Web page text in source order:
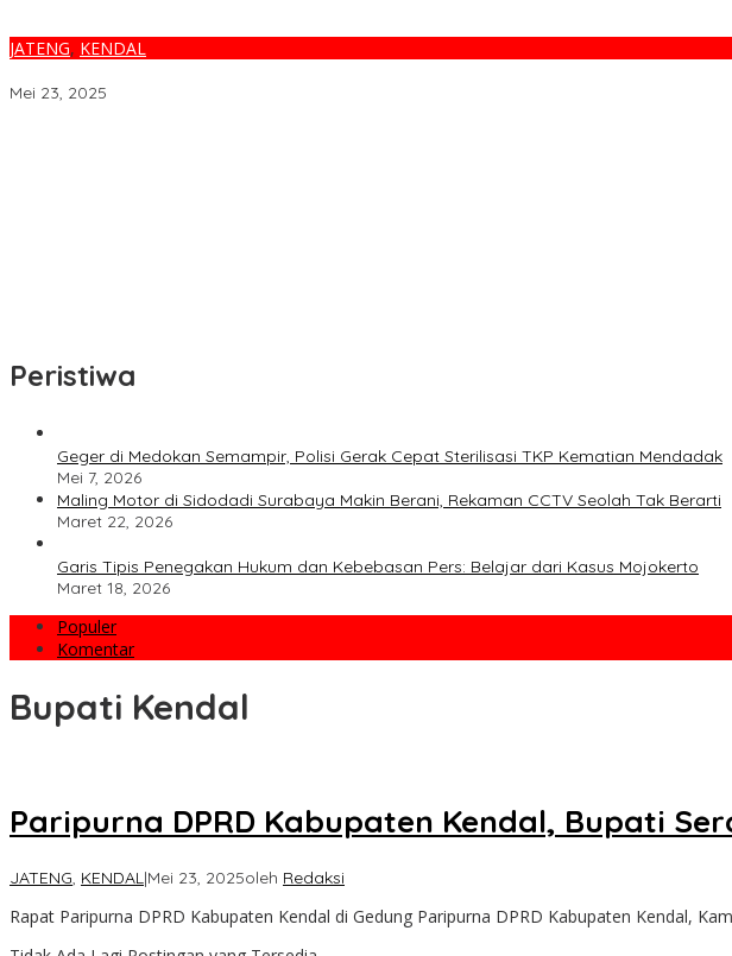
JATENG, KENDAL
Mei 23, 2025
Peristiwa
Geger di Medokan Semampir, Polisi Gerak Cepat Sterilisasi TKP Kematian Mendadak
Mei 7, 2026
Maling Motor di Sidodadi Surabaya Makin Berani, Rekaman CCTV Seolah Tak Berarti
Maret 22, 2026
Garis Tipis Penegakan Hukum dan Kebebasan Pers: Belajar dari Kasus Mojokerto
Maret 18, 2026
Populer
Komentar
Bupati Kendal
Paripurna DPRD Kabupaten Kendal, Bupati
JATENG, KENDAL|Mei 23, 2025oleh Redaksi
Rapat Paripurna DPRD Kabupaten Kendal di Gedung Paripurna DPRD Kabupaten Kendal,